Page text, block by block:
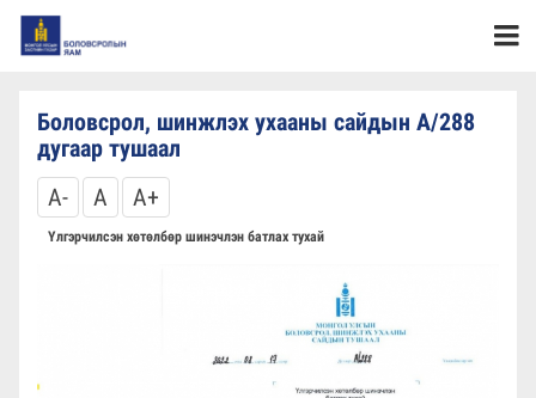
Боловсрол, шинжлэх ухааны сайдын А/288
дугаар тушаал
A-
A A+
Үлгэрчилсэн хөтөлбөр шинэчлэн батлах тухай